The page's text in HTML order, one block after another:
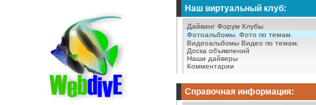
Наш виртуальный клуб:
Дайвинг Форум Клубы
Фотоальбомы. Фото по темам.
Видеоальбомы Видео по темам.
Доска объявлений
Наши дайверы
Комментарии
Справочная информация: